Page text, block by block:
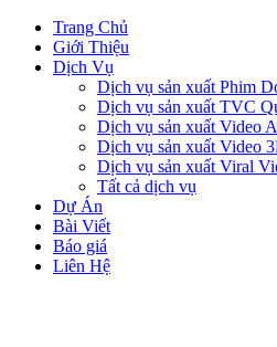
Trang Chủ
Giới Thiệu
Dịch Vụ
Dịch vụ sản xuất Phim
Dịch vụ sản xuất TVC
Dịch vụ sản xuất Video
Dịch vụ sản xuất Video
Dịch vụ sản xuất Viral
Tất cả dịch vụ
Dự Án
Bài Viết
Báo giá
Liên Hệ